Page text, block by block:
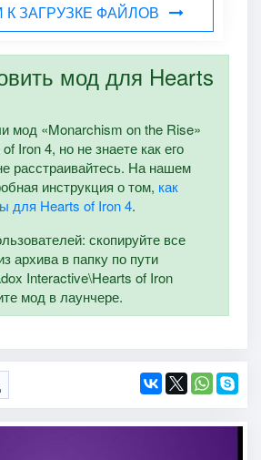
ЗАГРУЗКЕ ФАЙЛОВ
мод для Hearts
мод «Monarchism on the Rise»
Iron 4, но не знаете как его
расстраивайтесь. На нашем
инструкция о том, как
для Hearts of Iron 4.
скопируйте все
архива в папку по пути
Interactive\Hearts of Iron
мод в лаунчере.